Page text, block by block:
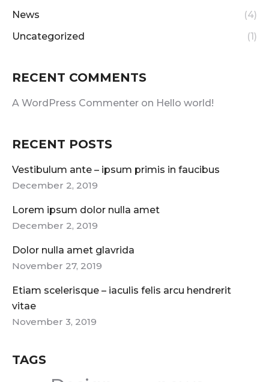
News
(4)
Uncategorized
(1)
RECENT COMMENTS
A WordPress Commenter on Hello world!
RECENT POSTS
Vestibulum ante – ipsum primis in faucibus
December 2, 2019
Lorem ipsum dolor nulla amet
December 2, 2019
Dolor nulla amet glavrida
November 27, 2019
Etiam scelerisque – iaculis felis arcu hendrerit
vitae
November 3, 2019
TAGS